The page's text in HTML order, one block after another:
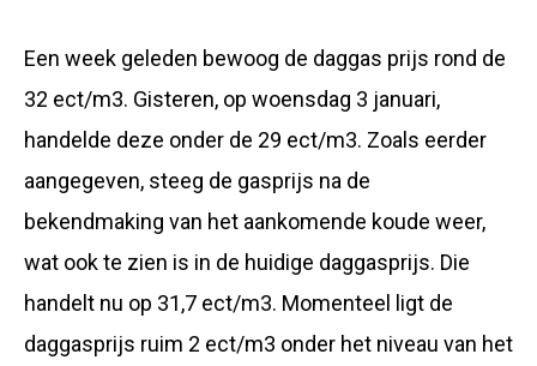
Een week geleden bewoog de daggas prijs rond de
32 ect/m3. Gisteren, op woensdag 3 januari,
handelde deze onder de 29 ect/m3. Zoals eerder
aangegeven, steeg de gasprijs na de
bekendmaking van het aankomende koude weer,
wat ook te zien is in de huidige daggasprijs. Die
handelt nu op 31,7 ect/m3. Momenteel ligt de
daggasprijs ruim 2 ect/m3 onder het niveau van het